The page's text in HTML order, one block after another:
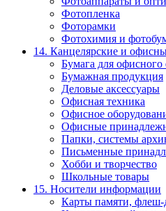
Фотопленка
Фоторамки
Фотохимия и
14. Канцелярские и
Бумага для офисного
Бумажная продукция
Деловые аксессуары
Офисная техника
Офисное
Офисные
Папки, системы
Письменные
Хобби и творчество
Школьные товары
15. Носители информации
Карты памяти, флеш-